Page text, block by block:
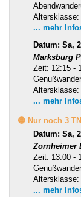
Altersklasse:
... mehr
Datum: Sa,
Marksburg
Zeit: 12:15 -
Altersklasse:
... mehr
🟡 Nur noch 3
Datum: Sa,
Zornheimer
Zeit: 13:00 -
Altersklasse:
... mehr